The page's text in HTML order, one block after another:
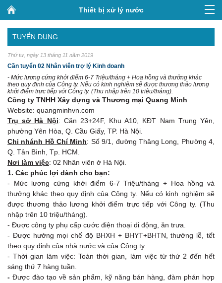
Thiết bị xử lý nước
TUYỂN DỤNG
Thứ tư, ngày 13 tháng 11 năm 2019
Cần tuyển 02 Nhân viên trợ lý Kinh doanh
- Mức lương cứng khởi điểm 6-7 Triệu/tháng + Hoa hồng và thưởng khác
theo quy định của Công ty. Nếu có kinh nghiệm sẽ được thương thảo lương
khởi điểm trực tiếp với Công ty. (Thu nhập trên 10 triệu/tháng).
Công ty TNHH Xây dựng và Thương mại Quang Minh
Website: quangminhvn.com
Trụ sở Hà Nội: Căn 23+24F, Khu A10, KĐT Nam Trung Yên,
phường Yên Hòa, Q. Cầu Giấy, TP. Hà Nội.
Chi nhánh Hồ Chí Minh: Số 9/1, đường Thăng Long, Phường 4,
Q. Tân Bình, Tp. HCM.
Nơi làm việc: 02 Nhân viên ở Hà Nội.
1. Các phúc lợi dành cho bạn:
- Mức lương cứng khởi điểm 6-7 Triệu/tháng + Hoa hồng và
thưởng khác theo quy định của Công ty. Nếu có kinh nghiệm sẽ
được thương thảo lương khởi điểm trực tiếp với Công ty. (Thu
nhập trên 10 triệu/tháng).
- Được công ty phụ cấp cước điện thoại di động, ăn trưa.
- Được hưởng mọi chế độ BHXH + BHYT+BHTN, thưởng lễ, tết
theo quy định của nhà nước và của Công ty.
- Thời gian làm việc: Toàn thời gian, làm việc từ thứ 2 đến hết
sáng thứ 7 hàng tuần.
- Được đào tạo về sản phẩm, kỹ năng bán hàng, đàm phán hợp